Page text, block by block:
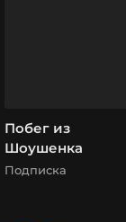
Побег из
Шоушенка
Подписка